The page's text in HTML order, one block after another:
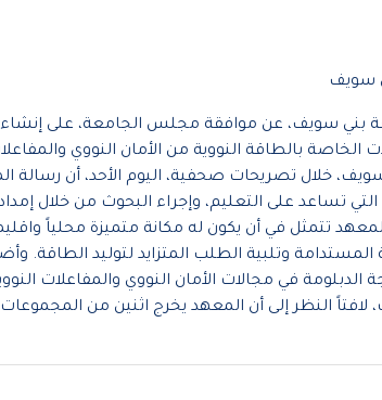
سويف
سويف، عن موافقة مجلس الجامعة، على إنشاء
بالطاقة النووية من الأمان النووي
خلال تصريحات صحفية، اليوم الأحد، أن رسالة
التي تساعد على التعليم، وإجراء البحوث من خلال
تتمثل في أن يكون له مكانة متميزة محلياً
وتلبية الطلب المتزايد لتوليد الطاقة.
الدبلومة في مجالات الأمان النووي والمفاعلات
النظر إلى أن المعهد يخرج اثنين من